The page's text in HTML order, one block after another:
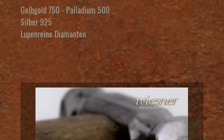
Gelbgold 750 - Palladium 500
Silber 925
Lupenreine Diamanten